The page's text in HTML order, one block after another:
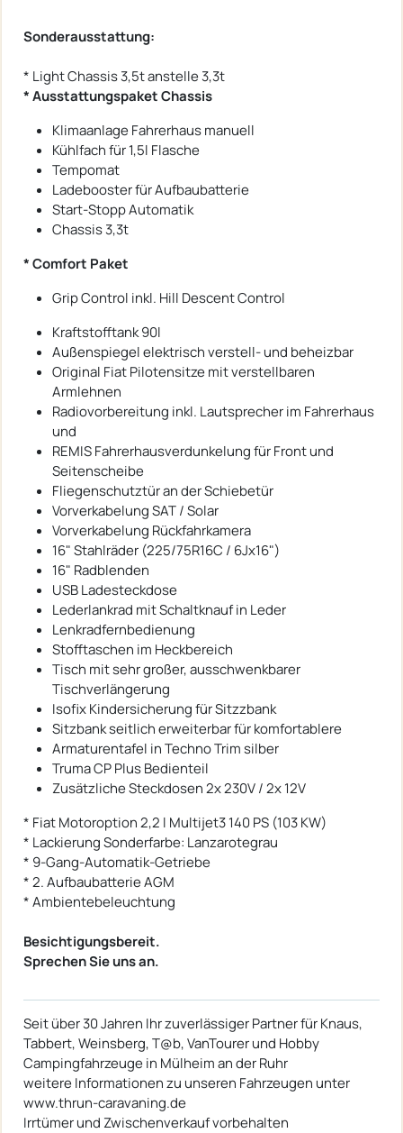
Sonderausstattung:
* Light Chassis 3,5t anstelle 3,3t
* Ausstattungspaket Chassis
Klimaanlage Fahrerhaus manuell
Kühlfach für 1,5l Flasche
Tempomat
Ladebooster für Aufbaubatterie
Start-Stopp Automatik
Chassis 3,3t
* Comfort Paket
Grip Control inkl. Hill Descent Control
Kraftstofftank 90l
Außenspiegel elektrisch verstell- und beheizbar
Original Fiat Pilotensitze mit verstellbaren
Armlehnen
Radiovorbereitung inkl. Lautsprecher im Fahrerhaus
und
REMIS Fahrerhausverdunkelung für Front und
Seitenscheibe
Fliegenschutztür an der Schiebetür
Vorverkabelung SAT / Solar
Vorverkabelung Rückfahrkamera
16" Stahlräder (225/75R16C / 6Jx16")
16" Radblenden
USB Ladesteckdose
Lederlankrad mit Schaltknauf in Leder
Lenkradfernbedienung
Stofftaschen im Heckbereich
Tisch mit sehr großer, ausschwenkbarer
Tischverlängerung
Isofix Kindersicherung für Sitzzbank
Sitzbank seitlich erweiterbar für komfortablere
Armaturentafel in Techno Trim silber
Truma CP Plus Bedienteil
Zusätzliche Steckdosen 2x 230V / 2x 12V
* Fiat Motoroption 2,2 l Multijet3 140 PS (103 KW)
* Lackierung Sonderfarbe: Lanzarotegrau
* 9-Gang-Automatik-Getriebe
* 2. Aufbaubatterie AGM
* Ambientebeleuchtung
Besichtigungsbereit.
Sprechen Sie uns an.
Seit über 30 Jahren Ihr zuverlässiger Partner für Knaus,
Tabbert, Weinsberg, T@b, VanTourer und Hobby
Campingfahrzeuge in Mülheim an der Ruhr
weitere Informationen zu unseren Fahrzeugen unter
www.thrun-caravaning.de
Irrtümer und Zwischenverkauf vorbehalten